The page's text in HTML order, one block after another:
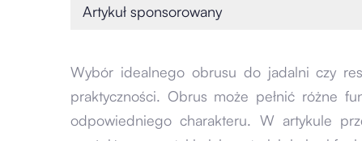
Artykuł sponsorowany
Wybór idealnego obrusu do jadalni czy
praktyczności. Obrus może pełnić różne
odpowiedniego charakteru. W artykule